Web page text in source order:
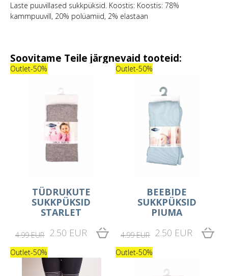
Laste puuvillased sukkpüksid. Koostis: Koostis: 78%
kammpuuvill, 20% polüamiid, 2% elastaan
Soovitame Teile järgnevaid tooteid:
Outlet-50%
TÜDRUKUTE
SUKKPÜKSID
STARLET
4.99 EUR 2.50 EUR
Outlet-50%
BEEBIDE
SUKKPÜKSID
PIUMA
4.99 EUR 2.50 EUR
Outlet-50% Outlet-50%